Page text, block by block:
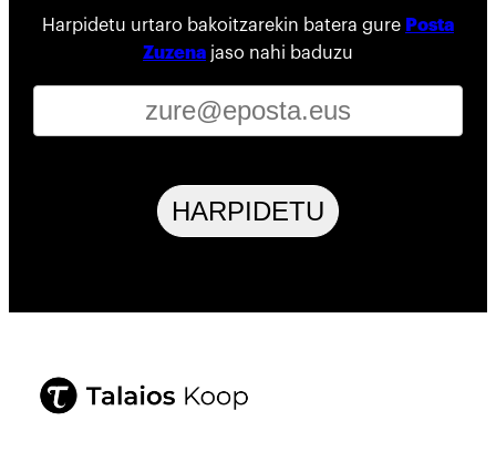
Harpidetu urtaro bakoitzarekin batera gure Posta
Zuzena jaso nahi baduzu
HARPIDETU